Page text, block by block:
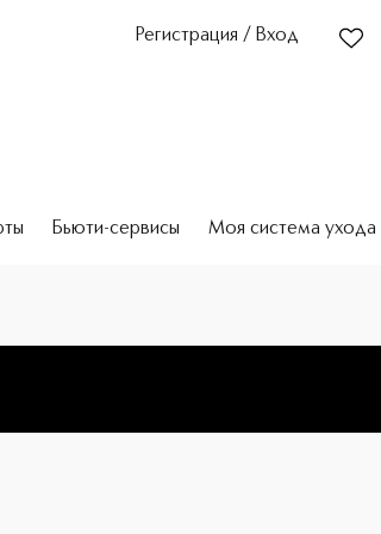
Регистрация / Вход
Бьюти-сервисы Моя система ухода